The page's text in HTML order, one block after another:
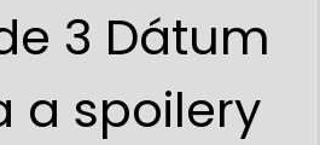
3 Dátum
a spoilery